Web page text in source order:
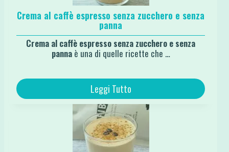
Crema al caffè espresso senza zucchero e senza
panna
Crema al caffè espresso senza zucchero e senza
pannaè una di quelle ricette che …
Leggi Tutto